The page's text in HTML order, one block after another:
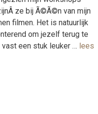
ze bij Ã©Ã©n van mijn
filmen. Het is natuurlijk
om jezelf terug te
een stuk leuker … lees